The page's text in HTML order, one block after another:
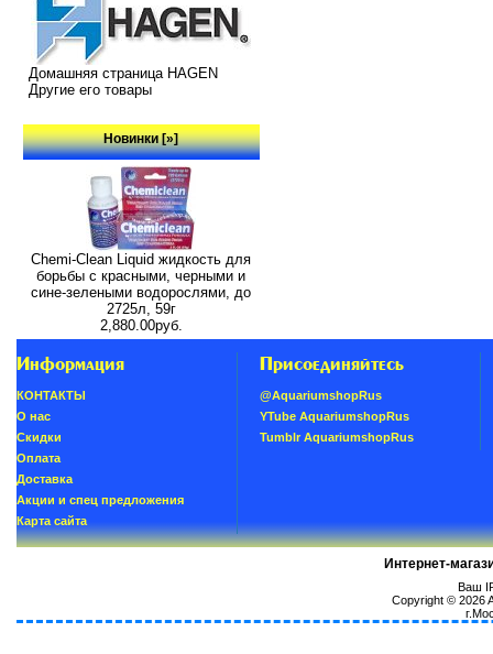
Домашняя страница HAGEN
Другие его товары
Новинки [»]
Chemi-Clean Liquid жидкость для
борьбы с красными, черными и
сине-зелеными водорослями, до
2725л, 59г
2,880.00руб.
Информация
КОНТАКТЫ
О нас
Скидки
Oплатa
Доставка
Акции и спец предложения
Карта сайта
Присоединяйтесь
@AquariumshopRus
YTube AquariumshopRus
Tumblr AquariumshopRus
Интернет-
Ваш
Copyright © 2026